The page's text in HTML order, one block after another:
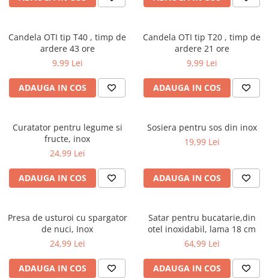
Candela OTI tip T40 , timp de
ardere 43 ore
9,99 Lei
ADAUGA IN COS
Candela OTI tip T20 , timp de
ardere 21 ore
9,99 Lei
ADAUGA IN COS
Curatator pentru legume si
fructe, inox
24,99 Lei
ADAUGA IN COS
Sosiera pentru sos din inox
19,99 Lei
ADAUGA IN COS
Presa de usturoi cu spargator
de nuci, Inox
24,99 Lei
ADAUGA IN COS
Satar pentru bucatarie,din
otel inoxidabil, lama 18 cm
64,99 Lei
ADAUGA IN COS